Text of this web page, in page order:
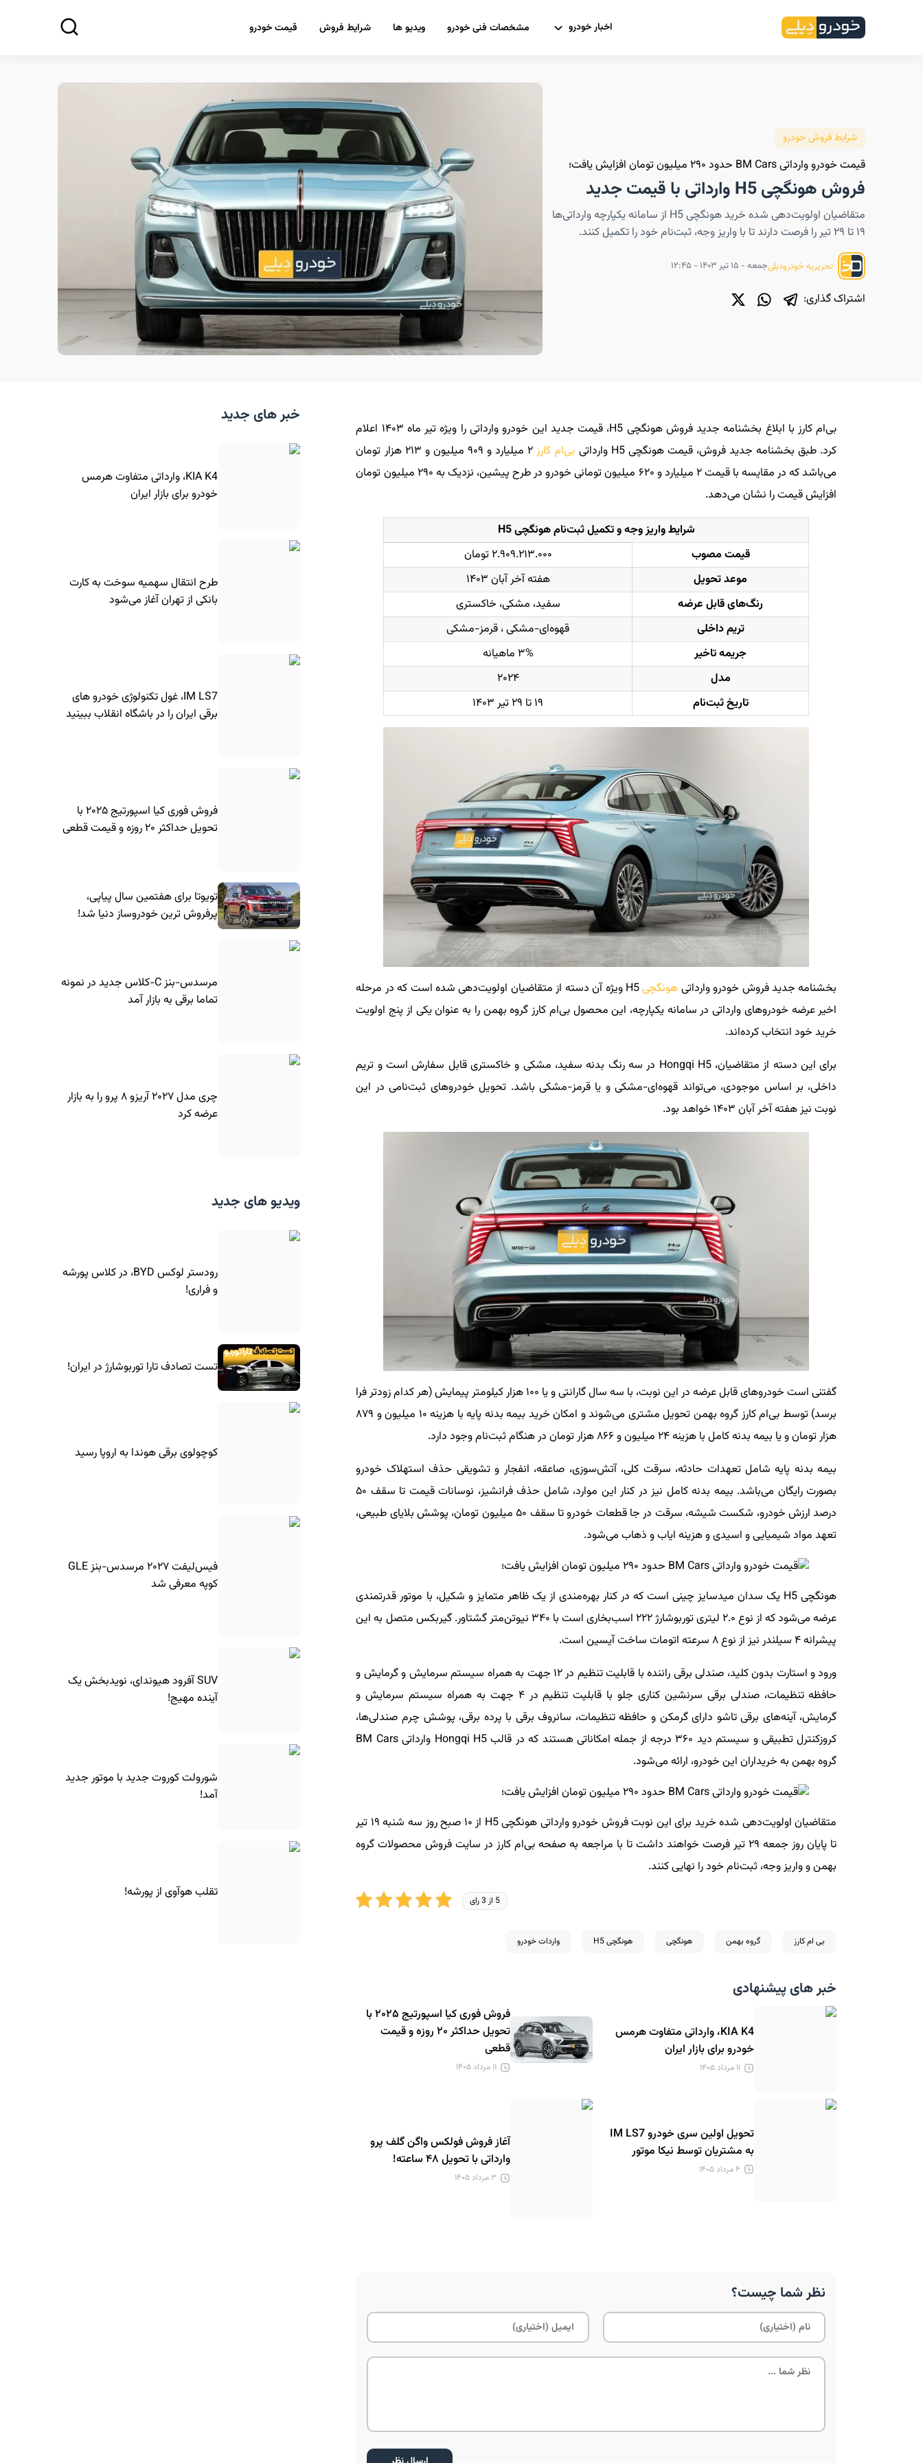
اخبار خودرو مشخصات فنی خودرو ویدیو ها شرایط فروش قیمت خودرو
شرایط فروش خودرو
قیمت خودرو وارداتی BM Cars حدود ۲۹۰ میلیون تومان افزایش یافت؛
فروش هونگچی H5 وارداتی با قیمت جدید
متقاضیان اولویت‌دهی شده خرید هونگچی H5 از سامانه یکپارچه وارداتی‌ها
۱۹ تا ۲۹ تیر را فرصت دارند تا با واریز وجه، ثبت‌نام خود را تکمیل کنند.
تحریریه خودرودیلیجمعه - ۱۵ تیر ۱۴۰۳ - ۱۲:۴۵
اشتراک گذاری:
بی‌ام کارز با ابلاغ بخشنامه جدید فروش هونگچی H5، قیمت جدید این خودرو وارداتی را ویژه تیر ماه ۱۴۰۳ اعلام
کرد. طبق بخشنامه جدید فروش، قیمت هونگچی H5 وارداتی
بی‌ام کارز
۲ میلیارد و ۹۰۹ میلیون و ۲۱۳ هزار تومان
می‌باشد که در مقایسه با قیمت ۲ میلیارد و ۶۲۰ میلیون تومانی خودرو در طرح پیشین، نزدیک به ۲۹۰ میلیون تومان
افزایش قیمت را نشان می‌دهد.
شرایط واریز وجه و تکمیل ثبت‌نام هونگچی H5
قیمت مصوب
۲.۹۰۹.۲۱۳.۰۰۰ تومان
موعد تحویل
هفته آخر آبان ۱۴۰۳
رنگ‌های قابل عرضه
سفید، مشکی، خاکستری
تریم داخلی
قهوه‌ای-مشکی ، قرمز-مشکی
جریمه تاخیر
۳% ماهیانه
مدل
۲۰۲۴
تاریخ ثبت‌نام
۱۹ تا ۲۹ تیر ۱۴۰۳
بخشنامه جدید فروش خودرو وارداتی هونگچی
H5 ویژه آن دسته از متقاضیان اولویت‌دهی شده است که در مرحله
اخیر عرضه خودروهای وارداتی در سامانه یکپارچه، این محصول بی‌ام کارز گروه بهمن را به عنوان یکی از پنج اولویت
خرید خود انتخاب کرده‌اند.
برای این دسته از متقاضیان، Hongqi H5 در سه رنگ بدنه سفید، مشکی و خاکستری قابل سفارش است و تریم
داخلی، بر اساس موجودی، می‌تواند قهوه‌ای-مشکی و یا قرمز-مشکی باشد. تحویل خودروهای ثبت‌نامی در این
نوبت نیز هفته آخر آبان ۱۴۰۳ خواهد بود.
گفتنی است خودروهای قابل عرضه در این نوبت، با سه سال گارانتی و یا ۱۰۰ هزار کیلومتر پیمایش (هر کدام زودتر فرا
برسد) توسط بی‌ام کارز گروه بهمن تحویل مشتری می‌شوند و امکان خرید بیمه بدنه پایه با هزینه ۱۰ میلیون و ۸۷۹
هزار تومان و یا بیمه بدنه کامل با هزینه ۲۴ میلیون و ۸۶۶ هزار تومان در هنگام ثبت‌نام وجود دارد.
بیمه بدنه پایه شامل تعهدات حادثه، سرقت کلی، آتش‌سوزی، صاعقه، انفجار و تشویقی حذف استهلاک خودرو
بصورت رایگان می‌باشد. بیمه بدنه کامل نیز در کنار این موارد، شامل حذف فرانشیز، نوسانات قیمت تا سقف ۵۰
درصد ارزش خودرو، شکست شیشه، سرقت در جا قطعات خودرو تا سقف ۵۰ میلیون تومان، پوشش بلایای طبیعی،
تعهد مواد شیمیایی و اسیدی و هزینه ایاب و ذهاب می‌شود.
هونگچی H5 یک سدان میدسایز چینی است که در کنار بهره‌مندی از یک ظاهر متمایز و شکیل، با موتور قدرتمندی
عرضه می‌شود که از نوع ۲.۰ لیتری توربوشارژ ۲۲۲ اسب‌بخاری است با ۳۴۰ نیوتن‌متر گشتاور. گیربکس متصل به این
پیشرانه ۴ سیلندر نیز از نوع ۸ سرعته اتومات ساخت آیسین است.
ورود و استارت بدون کلید، صندلی برقی راننده با قابلیت تنظیم در ۱۲ جهت به همراه سیستم سرمایش و گرمایش و
حافظه تنظیمات، صندلی برقی سرنشین کناری جلو با قابلیت تنظیم در ۴ جهت به همراه سیستم سرمایش و
گرمایش، آینه‌های برقی تاشو دارای گرمکن و حافظه تنظیمات، سانروف برقی با پرده برقی، پوشش چرم صندلی‌ها،
کروزکنترل تطبیقی و سیستم دید ۳۶۰ درجه از جمله امکاناتی هستند که در قالب Hongqi H5 وارداتی BM Cars
گروه بهمن به خریداران این خودرو، ارائه می‌شود.
متقاضیان اولویت‌دهی شده خرید برای این نوبت فروش خودرو وارداتی هونگچی H5 از ۱۰ صبح روز سه شنبه ۱۹ تیر
تا پایان روز جمعه ۲۹ تیر فرصت خواهند داشت تا با مراجعه به صفحه بی‌ام کارز در سایت فروش محصولات گروه
بهمن و واریز وجه، ثبت‌نام خود را نهایی کنند.
5 از 3 رای
بی ام کارز گروه بهمن هونگچی هونگچی H5 واردات خودرو
خبر های پیشنهادی
KIA K4، وارداتی متفاوت هرمس
خودرو برای بازار ایران
۱۱ مرداد ۱۴۰۵
فروش فوری کیا اسپورتیج ۲۰۲۵ با
تحویل حداکثر ۲۰ روزه و قیمت
قطعی
۱۱ مرداد ۱۴۰۵
تحویل اولین سری خودرو IM LS7
به مشتریان توسط نیکا موتور
۴ مرداد ۱۴۰۵
آغاز فروش فولکس واگن گلف پرو
وارداتی با تحویل ۴۸ ساعته!
۳ مرداد ۱۴۰۵
نظر شما چیست؟
خبر های جدید
KIA K4، وارداتی متفاوت هرمس
خودرو برای بازار ایران
طرح انتقال سهمیه سوخت به کارت
بانکی از تهران آغاز می‌شود
IM LS7، غول تکنولوژی خودرو های
برقی ایران را در باشگاه انقلاب ببینید
فروش فوری کیا اسپورتیج ۲۰۲۵ با
تحویل حداکثر ۲۰ روزه و قیمت قطعی
تویوتا برای هفتمین سال پیاپی،
پرفروش ترین خودروساز دنیا شد!
مرسدس-بنز C-کلاس جدید در نمونه
تماما برقی به بازار آمد
چری مدل ۲۰۲۷ آریزو ۸ پرو را به بازار
عرضه کرد
ویدیو های جدید
رودستر لوکس BYD، در کلاس پورشه
و فراری!
تست تصادف تارا توربوشارژ در ایران!
کوچولوی برقی هوندا به اروپا رسید
فیس‌لیفت ۲۰۲۷ مرسدس-بنز GLE
کوپه معرفی شد
SUV آفرود هیوندای، نویدبخش یک
آینده مهیج!
شورولت کوروت جدید با موتور جدید
آمد!
تقلب هوآوی از پورشه!